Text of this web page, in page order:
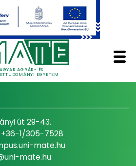
AGRÁR- ÉS
EGYETEM
út 29-43.
1/305-7528
mate.hu
mate.hu